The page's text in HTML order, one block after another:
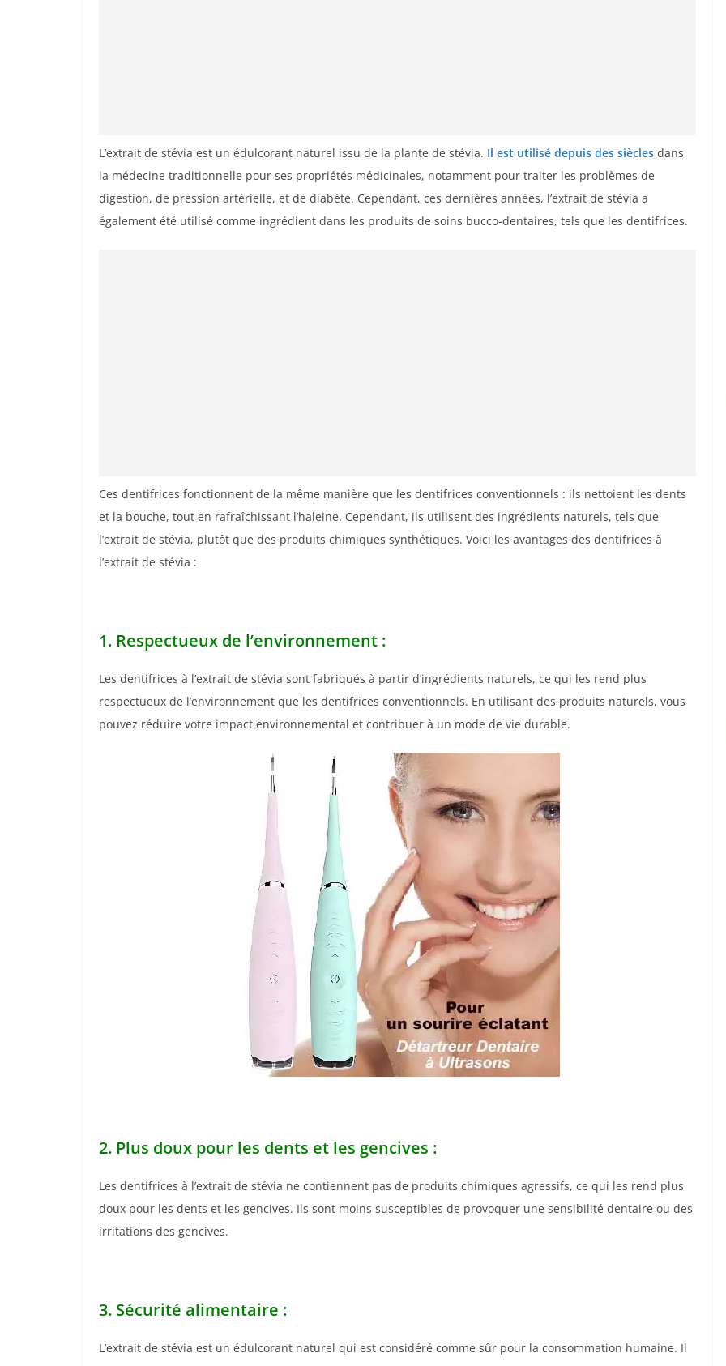
L’extrait de stévia est un édulcorant naturel issu de la plante de stévia. Il est utilisé depuis des siècles dans
la médecine traditionnelle pour ses propriétés médicinales, notamment pour traiter les problèmes de
digestion, de pression artérielle, et de diabète. Cependant, ces dernières années, l’extrait de stévia a
également été utilisé comme ingrédient dans les produits de soins bucco-dentaires, tels que les dentifrices.
Ces dentifrices fonctionnent de la même manière que les dentifrices conventionnels : ils nettoient les dents
et la bouche, tout en rafraîchissant l’haleine. Cependant, ils utilisent des ingrédients naturels, tels que
l’extrait de stévia, plutôt que des produits chimiques synthétiques. Voici les avantages des dentifrices à
l’extrait de stévia :
1. Respectueux de l’environnement :
Les dentifrices à l’extrait de stévia sont fabriqués à partir d’ingrédients naturels, ce qui les rend plus
respectueux de l’environnement que les dentifrices conventionnels. En utilisant des produits naturels, vous
pouvez réduire votre impact environnemental et contribuer à un mode de vie durable.
2. Plus doux pour les dents et les gencives :
Les dentifrices à l’extrait de stévia ne contiennent pas de produits chimiques agressifs, ce qui les rend plus
doux pour les dents et les gencives. Ils sont moins susceptibles de provoquer une sensibilité dentaire ou des
irritations des gencives.
3. Sécurité alimentaire :
L’extrait de stévia est un édulcorant naturel qui est considéré comme sûr pour la consommation humaine. Il